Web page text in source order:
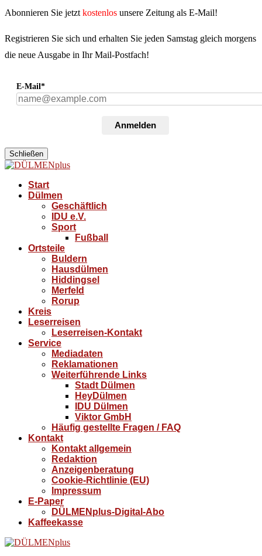
Abonnieren Sie jetzt kostenlos unsere Zeitung als E-Mail!
Registrieren Sie sich und erhalten Sie jeden Samstag gleich morgens
die neue Ausgabe in Ihr Mail-Postfach!
E-Mail*
Anmelden
Schließen
Start
Dülmen
Geschäftlich
IDU e.V.
Sport
Fußball
Ortsteile
Buldern
Hausdülmen
Hiddingsel
Merfeld
Rorup
Kreis
Leserreisen
Leserreisen-Kontakt
Service
Mediadaten
Reklamationen
Weiterführende Links
Stadt Dülmen
HeyDülmen
IDU Dülmen
Viktor GmbH
Häufig gestellte Fragen / FAQ
Kontakt
Kontakt allgemein
Redaktion
Anzeigenberatung
Cookie-Richtlinie (EU)
Impressum
E-Paper
DÜLMENplus-Digital-Abo
Kaffeekasse